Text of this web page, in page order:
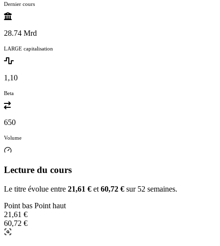
Dernier cours
28.74 Mrd
LARGE capitalisation
1,10
Beta
650
Volume
Lecture du cours
Le titre évolue entre 21,61 € et 60,72 € sur 52 semaines.
Point bas Point haut
21,61 €
60,72 €